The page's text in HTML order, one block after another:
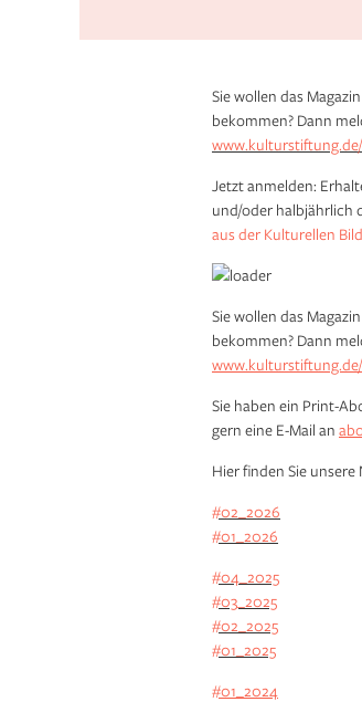
Sie wollen das
bekommen? Dann
Jetzt anmelden:
und/oder halbjährlich
aus der Kulturellen
Sie wollen das
bekommen? Dann
Sie haben ein Print-
gern eine E-Mail an
Hier finden Sie unsere
#02_2026
#01_2026
#04_2025
#03_2025
#02_2025
#01_2025
#01_2024